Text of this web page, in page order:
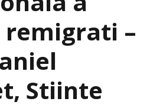
–
Stiinte